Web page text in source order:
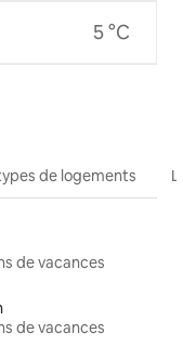
5 °C
de logements
de vacances
de vacances